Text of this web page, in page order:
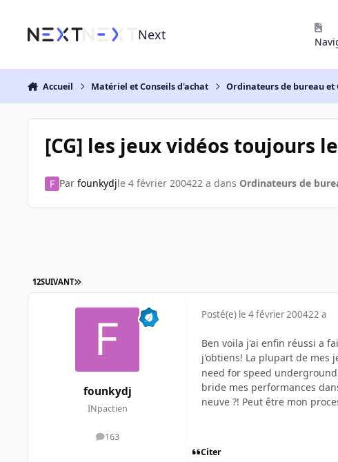
Next
Accueil Matériel et Conseils d'achat Ordinateurs de bureau et
[CG] les jeux vidéos toujours
Par founkydjle 4 février 200422 a dans Ordinateurs de
12SUIVANT
founkydj
INpactien
163
messages
Posté(e) le 4 février 200422 a
Ben voila j'ai enfin réussi a
j'obtiens! La plupart de mes
need for speed
bride mes performances
neuve ?! Peut être mon
Citer